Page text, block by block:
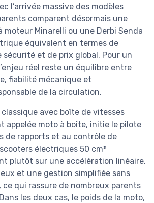
l’arrivée massive des modèles
comparent désormais une
moteur Minarelli ou une Derbi Senda
équivalent en termes de
sécurité et de prix global. Pour un
réel reste un équilibre entre
fiabilité mécanique et
de la circulation.
classique avec boîte de vitesses
appelée moto à boîte, initie le pilote
de rapports et au contrôle de
électriques 50 cm³
plutôt sur une accélération linéaire,
et une gestion simplifiée sans
ce qui rassure de nombreux parents
les deux cas, le poids de la moto,